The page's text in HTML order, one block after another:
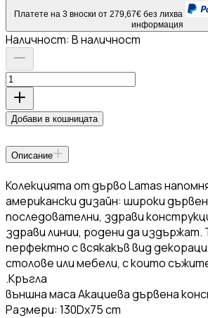
Платете на 3 вноски от 279,67€ без лихва
информация
Наличност: В наличност
Добави в кошницата
Описание
Колекцията от дърво Lamas
американски дизайн: широки
последователни, здрави
здрави линии, родени да издържат.
перфектно с всякакъв вид
столове или мебели, с които
.Кръгла
външна маса Акациева дървена
Размери: 130Dx75 cm